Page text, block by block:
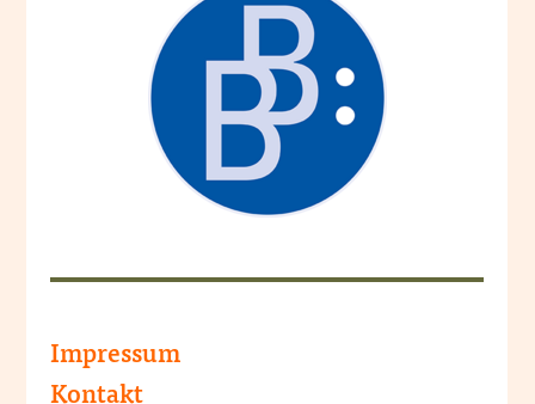
Impressum
Kontakt